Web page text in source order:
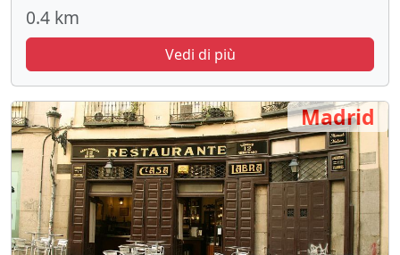
0.4 km
Vedi di più
Madrid